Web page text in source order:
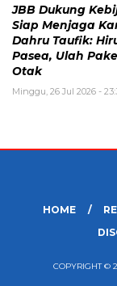
JBB Dukung
Siap Menjaga
Dahru Taufik:
Pasea, Ulah
Otak
Minggu, 26 Jul 2026 -
HOME
COPYRIGHT ©